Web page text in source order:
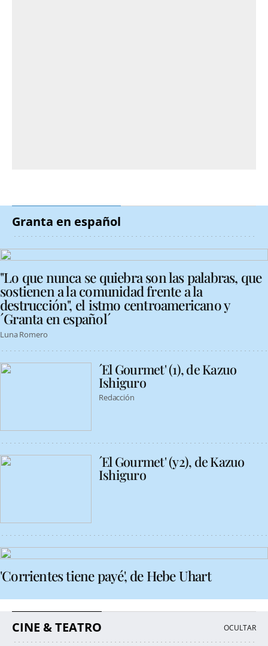
Granta en español
"Lo que nunca se quiebra son las palabras, que
sostienen a la comunidad frente a la
destrucción", el istmo centroamericano y
´Granta en español´
Luna Romero
´El Gourmet' (1), de Kazuo
Ishiguro
Redacción
´El Gourmet' (y2), de Kazuo
Ishiguro
'Corrientes tiene payé', de Hebe Uhart
CINE & TEATRO